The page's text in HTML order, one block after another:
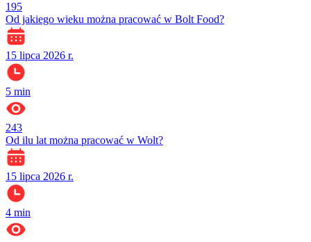
195
Od jakiego wieku można pracować w Bolt Food?
15 lipca 2026 r.
5 min
243
Od ilu lat można pracować w Wolt?
15 lipca 2026 r.
4 min